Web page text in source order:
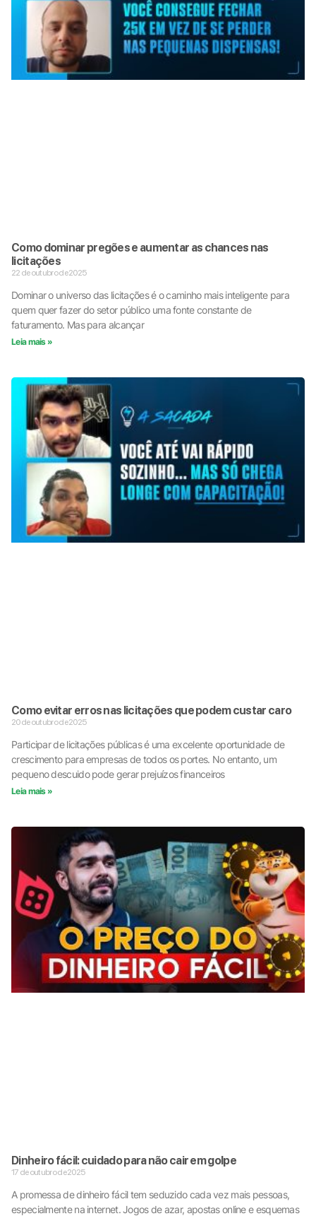
Como dominar pregões e aumentar as chances nas
licitações
22 de outubro de 2025
Dominar o universo das licitações é o caminho mais inteligente para
quem quer fazer do setor público uma fonte constante de
faturamento. Mas para alcançar
Leia mais »
Como evitar erros nas licitações que podem custar caro
20 de outubro de 2025
Participar de licitações públicas é uma excelente oportunidade de
crescimento para empresas de todos os portes. No entanto, um
pequeno descuido pode gerar prejuízos financeiros
Leia mais »
Dinheiro fácil: cuidado para não cair em golpe
17 de outubro de 2025
A promessa de dinheiro fácil tem seduzido cada vez mais pessoas,
especialmente na internet. Jogos de azar, apostas online e esquemas